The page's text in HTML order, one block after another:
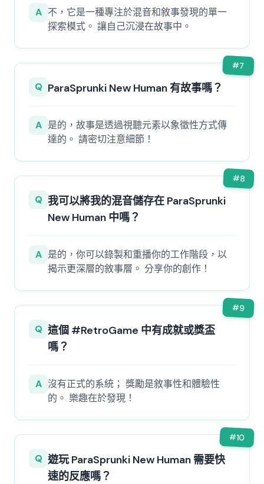
A 不，它是一種專注於混音和敘事發現的單一
探索模式。 讓自己沉浸在故事中。
#7
Q ParaSprunki New Human 有故事嗎？
A 是的，故事是透過視聽元素以象徵性方式傳
達的。 請密切注意細節！
#8
Q 我可以將我的混音儲存在 ParaSprunki
New Human 中嗎？
A 是的，你可以錄製和重播你的工作階段，以
揭示更深層的敘事層。 分享你的創作！
#9
Q 這個 #RetroGame 中有成就或獎盃
嗎？
A 沒有正式的系統； 獎勵是敘事性和體驗性
的。 樂趣在於發現！
#10
Q 遊玩 ParaSprunki New Human 需要快
速的反應嗎？